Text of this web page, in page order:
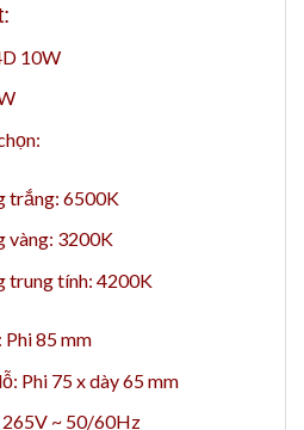
10W
trắng: 6500K
vàng: 3200K
trung tính: 4200K
85 mm
Phi 75 x dày 65 mm
~ 50/60Hz